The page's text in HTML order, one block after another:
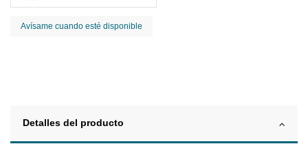
Detalles del producto